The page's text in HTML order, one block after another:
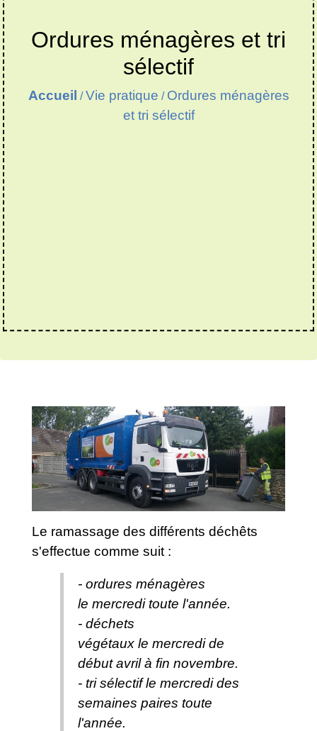
Ordures ménagères et tri
sélectif
Accueil /Vie pratique / Ordures ménagères
et tri sélectif
Le ramassage des différents déchêts
s'effectue comme suit :
- ordures ménagères
le mercredi toute l'année.
- déchets
végétaux le mercredi de
début avril à fin novembre.
- tri sélectif le mercredi des
semaines paires toute
l'année.